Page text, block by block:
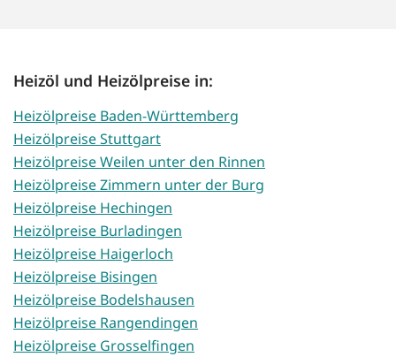
Heizöl und Heizölpreise in:
Heizölpreise Baden-Württemberg
Heizölpreise Stuttgart
Heizölpreise Weilen unter den Rinnen
Heizölpreise Zimmern unter der Burg
Heizölpreise Hechingen
Heizölpreise Burladingen
Heizölpreise Haigerloch
Heizölpreise Bisingen
Heizölpreise Bodelshausen
Heizölpreise Rangendingen
Heizölpreise Grosselfingen